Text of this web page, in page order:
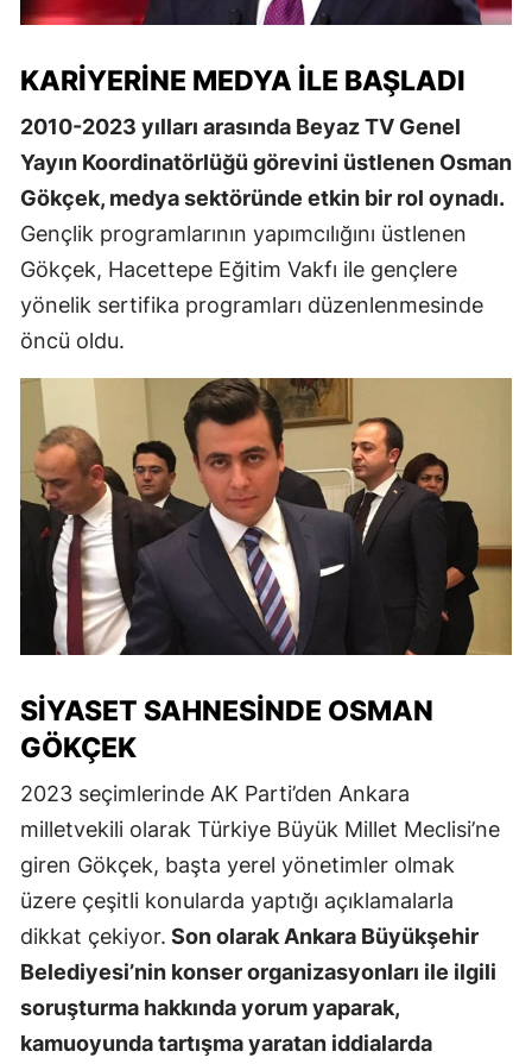
KARIYERINE MEDYA ILE BAŞLADI
2010-2023 yılları arasında Beyaz TV Genel
Yayın Koordinatörlüğü görevini üstlenen Osman
Gökçek, medya sektöründe etkin bir rol oynadı.
Gençlik programlarının yapımcılığını üstlenen
Gökçek, Hacettepe Eğitim Vakfı ile gençlere
yönelik sertifika programları düzenlenmesinde
öncü oldu.
SIYASET SAHNESINDE OSMAN
GÖKÇEK
2023 seçimlerinde AK Parti’den Ankara
milletvekili olarak Türkiye Büyük Millet Meclisi’ne
giren Gökçek, başta yerel yönetimler olmak
üzere çeşitli konularda yaptığı açıklamalarla
dikkat çekiyor. Son olarak Ankara Büyükşehir
Belediyesi’nin konser organizasyonları ile ilgili
soruşturma hakkında yorum yaparak,
kamuoyunda tartışma yaratan iddialarda